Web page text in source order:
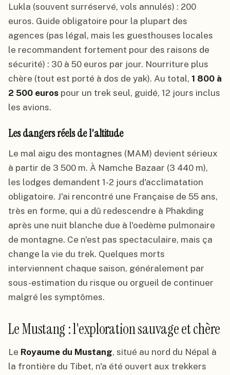
Lukla (souvent surréservé, vols annulés) : 200
euros. Guide obligatoire pour la plupart des
agences (pas légal, mais les guesthouses locales
le recommandent fortement pour des raisons de
sécurité) : 30 à 50 euros par jour. Nourriture plus
chère (tout est porté à dos de yak). Au total, 1 800 à
2 500 euros pour un trek seul, guidé, 12 jours inclus
les avions.
Les dangers réels de l'altitude
Le mal aigu des montagnes (MAM) devient sérieux
à partir de 3 500 m. À Namche Bazaar (3 440 m),
les lodges demandent 1-2 jours d'acclimatation
obligatoire. J'ai rencontré une Française de 55 ans,
très en forme, qui a dû redescendre à Phakding
après une nuit blanche due à l'oedème pulmonaire
de montagne. Ce n'est pas spectaculaire, mais ça
change la vie du trek. Quelques morts
interviennent chaque saison, généralement par
sous-estimation du risque ou orgueil de continuer
malgré les symptômes.
Le Mustang : l'exploration sauvage et chère
Le Royaume du Mustang, situé au nord du Népal à
la frontière du Tibet, n'a été ouvert aux trekkers